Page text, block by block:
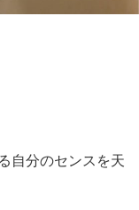
自分のセンスを天